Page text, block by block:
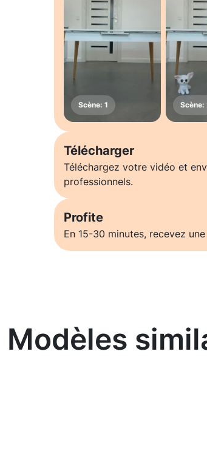
Télécharger
Téléchargez votre vidéo et
professionnels.
Profite
En 15-30 minutes, recevez
Modèles